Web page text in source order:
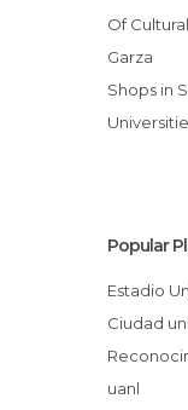
Of Cultural Interest in San Nicolás de los
Garza
Shops in
Popular
Estadio
Ciudad
Reconocimiento a los fundadores de la
uanl